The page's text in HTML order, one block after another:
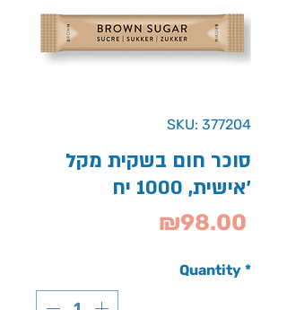
SKU: 377204
סוכר חום בשקית מקל
אישית, 1000 יח'
₪98.00
Quantity *